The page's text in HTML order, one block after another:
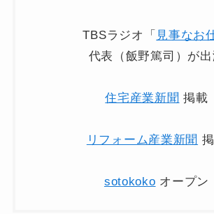
TBSラジオ「 見事なお
代表（飯野篤司）が出
住宅産業新聞 掲載
リフォーム産業新聞
sotokoko オープン